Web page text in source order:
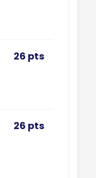
26 pts
26 pts